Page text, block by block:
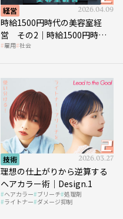
経営 2026.04.09
時給1500円時代の美容室経
営 その2｜時給1500円時代
に支払う給与はいくらなのか
雇用 社会
技術 2026.03.27
理想の仕上がりから逆算する
ヘアカラー術｜Design.1
ヘアカラー ブリーチ 処理剤
ライトナー ダメージ抑制